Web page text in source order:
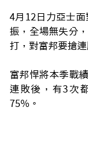
4月12日力亞士
振，全場無失分
打，對富邦要搶
富邦悍將本季戰
連敗後，有3次
75%。